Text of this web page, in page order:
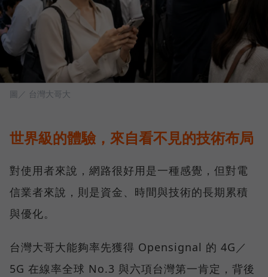
圖／ 台灣大哥大
世界級的體驗，來自看不見的技術布局
對使用者來說，網路很好用是一種感覺，但對電
信業者來說，則是資金、時間與技術的長期累積
與優化。
台灣大哥大能夠率先獲得 Opensignal 的 4G／
5G 在線率全球 No.3 與六項台灣第一肯定，背後